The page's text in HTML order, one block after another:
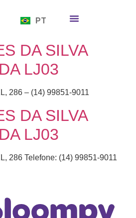
PT
ES
DA SILVA
LJ03
286 – (14) 99851-9011
DA SILVA
LJ03
286 Telefone: (14) 99851-9011